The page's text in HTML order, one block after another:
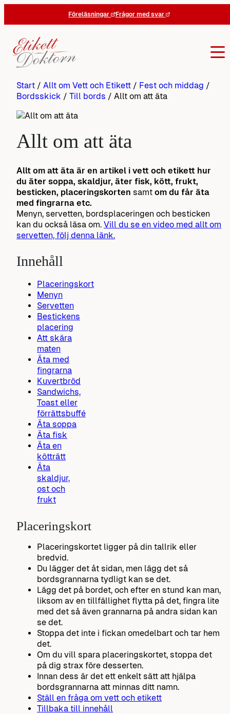
Föreläsningar Frågor med svar
Start / Allt om Vett och Etikett / Fest och middag /
Bordsskick / Till bords / Allt om att äta
Allt om att äta
Allt om att äta är en artikel i vett och etikett hur
du äter soppa, skaldjur, äter fisk, kött, frukt,
besticken, placeringskorten samt om du får äta
med fingrarna etc.
Menyn, servetten, bordsplaceringen och besticken
kan du också läsa om. Vill du se en video med allt om
servetten, följ denna länk.
Innehåll
Placeringskort
Menyn
Servetten
Bestickens
placering
Att skära
maten
Äta med
fingrarna
Kuvertbröd
Sandwichs,
Toast eller
förrättsbuffé
Äta soppa
Äta fisk
Äta en
kötträtt
Äta
skaldjur,
ost och
frukt
Placeringskort
Placeringskortet ligger på din tallrik eller
bredvid.
Du lägger det åt sidan, men lägg det så
bordsgrannarna tydligt kan se det.
Lägg det på bordet, och efter en stund kan man,
liksom av en tillfällighet flytta på det, fingra lite
med det så även grannarna på andra sidan kan
se det.
Stoppa det inte i fickan omedelbart och tar hem
det.
Om du vill spara placeringskortet, stoppa det
på dig strax före desserten.
Innan dess är det ett enkelt sätt att hjälpa
bordsgrannarna att minnas ditt namn.
Ställ en fråga om vett och etikett
Tillbaka till innehåll